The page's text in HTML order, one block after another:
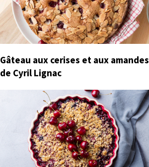
Gâteau aux cerises et aux amandes
de Cyril Lignac